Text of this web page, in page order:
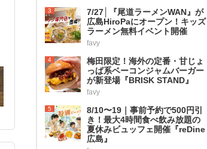
3
7/27│『尾道ラーメンWAN』が
広島HiroPaにオープン！キッズ
ラーメン無料イベント開催
favy
4
梅田限定！海外の定番・甘じょ
っぱ系ベーコンジャムバーガー
が新登場『BRISK STAND』
favy
5
8/10〜19｜事前予約で500円引
き！最大4時間食べ飲み放題の
夏休みビュッフェ開催『reDine
広島』